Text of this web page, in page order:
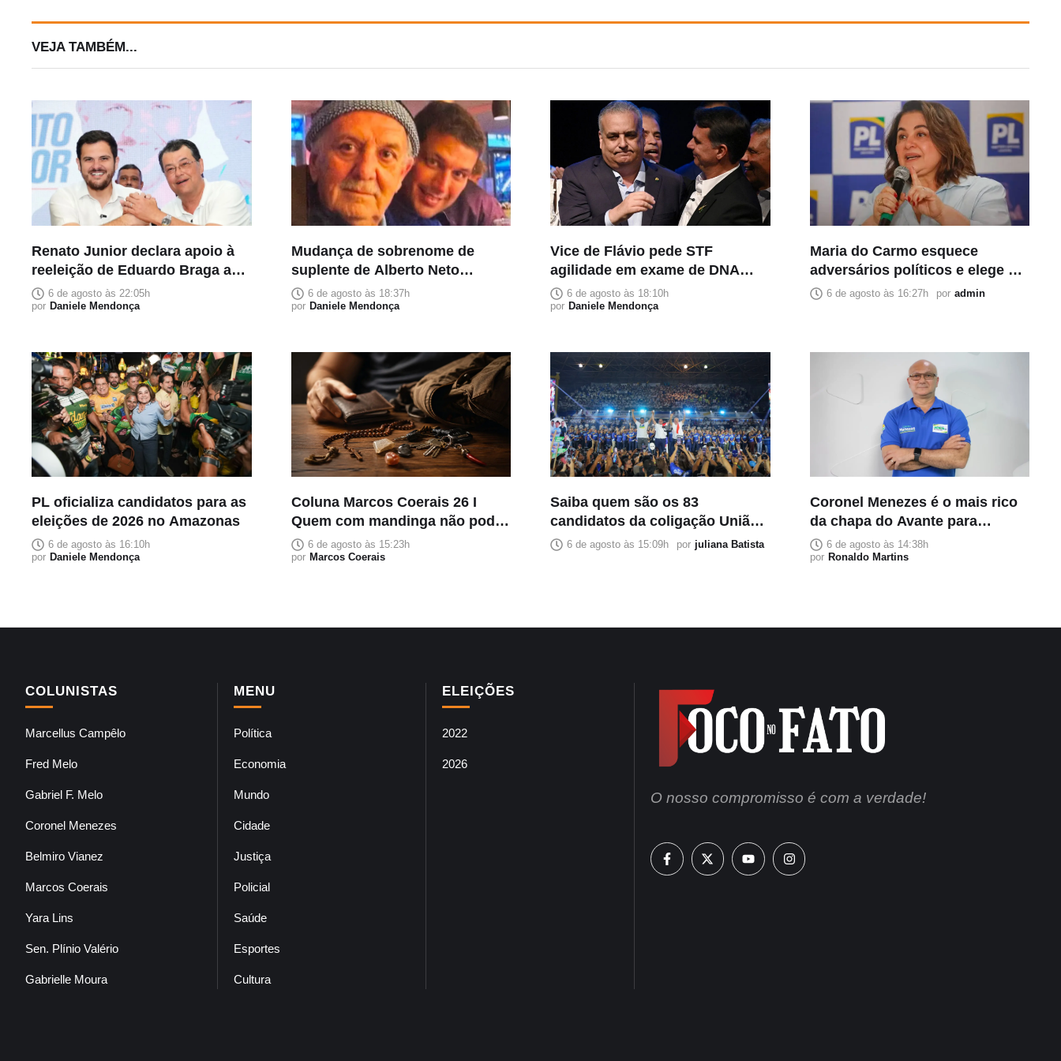
VEJA TAMBÉM...
Renato Junior declara apoio à
reeleição de Eduardo Braga ao
Senado
6 de agosto às 22:05h
por Daniele Mendonça
Mudança de sobrenome de
suplente de Alberto Neto
homenageia pai falecido e
carrega significado familiar
6 de agosto às 18:37h
por Daniele Mendonça
Vice de Flávio pede STF
agilidade em exame de DNA
para afastar suspeita de estupro
6 de agosto às 18:10h
por Daniele Mendonça
Maria do Carmo esquece
adversários políticos e elege a
imprensa como principal
6 de agosto às 16:27h por admin
PL oficializa candidatos para as
eleições de 2026 no Amazonas
6 de agosto às 16:10h
por Daniele Mendonça
Coluna Marcos Coerais 26 I
Quem com mandinga não pode,
que carregue seus patuás
6 de agosto às 15:23h
por Marcos Coerais
Saiba quem são os 83
candidatos da coligação União
Pelo Amazonas nas eleições de
6 de agosto às 15:09h por juliana Batista
Coronel Menezes é o mais rico
da chapa do Avante para
deputado federal; veja o valor
6 de agosto às 14:38h
por Ronaldo Martins
COLUNISTAS
Marcellus Campêlo
Fred Melo
Gabriel F. Melo
Coronel Menezes
Belmiro Vianez
Marcos Coerais
Yara Lins
Sen. Plínio Valério
Gabrielle Moura
MENU
Política
Economia
Mundo
Cidade
Justiça
Policial
Saúde
Esportes
Cultura
ELEIÇÕES
2022
2026
O nosso compromisso é com a verdade!